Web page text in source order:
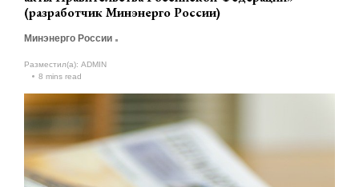
(разработчик Минэнерго России)
Минэнерго России
Разместил(а): ADMIN
8 mins read